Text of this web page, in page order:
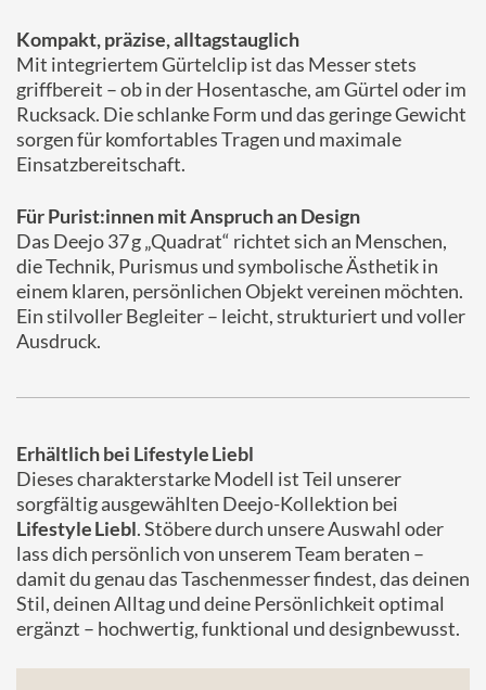
Kompakt, präzise, alltagstauglich
Mit integriertem Gürtelclip ist das Messer stets
griffbereit – ob in der Hosentasche, am Gürtel oder im
Rucksack. Die schlanke Form und das geringe Gewicht
sorgen für komfortables Tragen und maximale
Einsatzbereitschaft.
Für Purist:innen mit Anspruch an Design
Das Deejo 37 g „Quadrat“ richtet sich an Menschen,
die Technik, Purismus und symbolische Ästhetik in
einem klaren, persönlichen Objekt vereinen möchten.
Ein stilvoller Begleiter – leicht, strukturiert und voller
Ausdruck.
Erhältlich bei Lifestyle Liebl
Dieses charakterstarke Modell ist Teil unserer
sorgfältig ausgewählten Deejo-Kollektion bei
Lifestyle Liebl. Stöbere durch unsere Auswahl oder
lass dich persönlich von unserem Team beraten –
damit du genau das Taschenmesser findest, das deinen
Stil, deinen Alltag und deine Persönlichkeit optimal
ergänzt – hochwertig, funktional und designbewusst.